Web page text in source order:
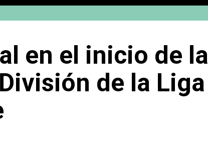
en el inicio de la
de la Liga